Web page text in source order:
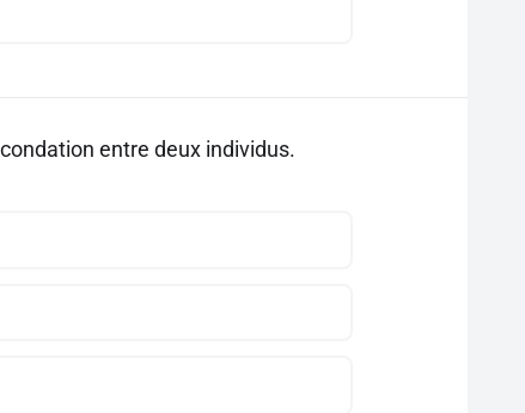
entre deux individus.